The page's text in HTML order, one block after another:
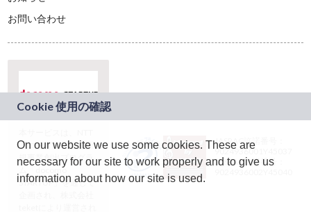
お問い合わせ
ドコモグループの新
規事業創出プログラ
ム「docomo
STARTUP」を通じて
JASRAC許諾番号：
9024936001Y45037
JASRAC許諾番号：
On our website we use some cookies. These are
necessary for our site to work properly and to give us
information about how our site is used.